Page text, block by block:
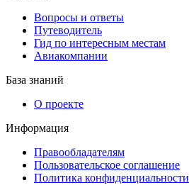
Вопросы и ответы
Путеводитель
Гид по интересным местам
Авиакомпании
База знаний
О проекте
Информация
Правообладателям
Пользовательское соглашение
Политика конфиденциальности